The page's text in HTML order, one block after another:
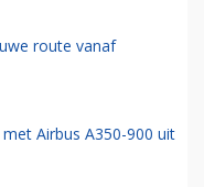
route vanaf
Airbus A350-900 uit